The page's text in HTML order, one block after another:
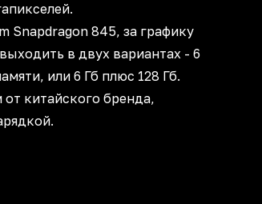
Snapdragon 845, за графику
в двух вариантах - 6
или 6 Гб плюс 128 Гб.
китайского бренда,